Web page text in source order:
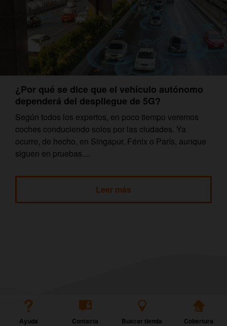
¿Por qué se dice que el vehículo autónomo
dependerá del despliegue de 5G?
Según todos los expertos, en poco tiempo veremos
coches conduciendo solos por las ciudades. Ya
ocurre, de hecho, en Singapur, Fénix o París, aunque
siguen en pruebas....
Leer más
Ayuda Contacta Buscar tienda Cobertura